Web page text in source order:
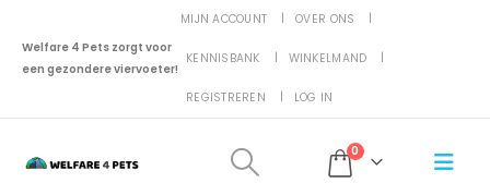
Welfare 4 Pets zorgt voor
een gezondere viervoeter!
MIJN ACCOUNT OVER ONS
KENNISBANK WINKELMAND
REGISTREREN LOG IN
0